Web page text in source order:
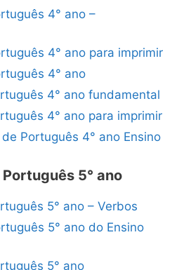
4° ano –
4° ano para imprimir
4° ano
4° ano fundamental
4° ano para imprimir
Português 4° ano Ensino
5° ano
5° ano – Verbos
5° ano do Ensino
5° ano